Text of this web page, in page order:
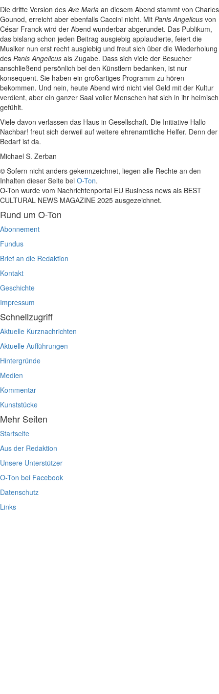
Die dritte Version desAve Maria an diesem Abend stammt von Charles
Gounod, erreicht aber ebenfalls Caccini nicht. Mit Panis Angelicus von
César Franck wird der Abend wunderbar abgerundet. Das Publikum,
das bislang schon jeden Beitrag ausgiebig applaudierte, feiert die
Musiker nun erst recht ausgiebig und freut sich über die Wiederholung
des Panis Angelicus als Zugabe. Dass sich viele der Besucher
anschließend persönlich bei den Künstlern bedanken, ist nur
konsequent. Sie haben ein großartiges Programm zu hören
bekommen. Und nein, heute Abend wird nicht viel Geld mit der Kultur
verdient, aber ein ganzer Saal voller Menschen hat sich in ihr heimisch
gefühlt.
Viele davon verlassen das Haus in Gesellschaft. Die Initiative Hallo
Nachbar! freut sich derweil auf weitere ehrenamtliche Helfer. Denn der
Bedarf ist da.
Michael S. Zerban
© Sofern nicht anders gekennzeichnet, liegen alle Rechte an den
Inhalten dieser Seite bei O-Ton.
O-Ton wurde vom Nachrichtenportal EU Business news als BEST
CULTURAL NEWS MAGAZINE 2025 ausgezeichnet.
Rund um O-Ton
Abonnement
Fundus
Brief an die Redaktion
Kontakt
Geschichte
Impressum
Schnellzugriff
Aktuelle Kurznachrichten
Aktuelle Aufführungen
Hintergründe
Medien
Kommentar
Kunststücke
Mehr Seiten
Startseite
Aus der Redaktion
Unsere Unterstützer
O-Ton bei Facebook
Datenschutz
Links